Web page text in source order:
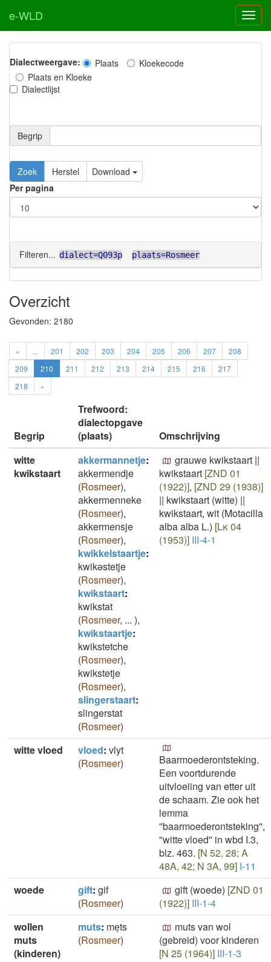
e-WLD
Dialectweergave: Plaats
Kloekecode
Plaats en Kloeke
Dialectlijst
Begrip
Zoek Herstel
Download
Per pagina
Filteren... dialect=Q093p plaats=Rosmeer
Overzicht
Gevonden: 2180
« ... 201 202 203 204 205 206 207
208
209
210 211 212 213 214 215 216
217
218
»
Begrip
Trefwoord:
dialectopgave
(plaats)
Omschrijving
witte
kwikstaart
akkermannetje:
akkermendje
(Rosmeer),
akkermenneke
(Rosmeer),
akkermensje
(Rosmeer),
kwikkelstaartje:
kwikəstetje
(Rosmeer),
kwikstaart:
kwikstat
(Rosmeer, ... ),
kwikstaartje:
kwikstetche
(Rosmeer),
kwikstetje
(Rosmeer),
slingerstaart:
slingerstat
(Rosmeer)
grauwe kwikstaart ||
kwikstaart [ZND 01
(1922)], [ZND 29 (1938)]
|| kwikstaart (witte) ||
kwikstaart, wit (Motacilla
alba alba L.) [Lk 04
(1953)] III-4-1
witte vloed vloed: vlyt
(Rosmeer)
Baarmoederontsteking.
Een voortdurende
uitvloeiing van etter uit
de schaam. Zie ook het
lemma
''baarmoederontsteking'',
''witte vloed'' in wbd I.3,
blz. 463. [N 52, 28; A
48A, 42; N 3A, 99] I-11
woede
gift: gif
(Rosmeer)
gift (woede) [ZND 01
(1922)] III-1-4
wollen
muts
(kinderen)
muts: meͅts
(Rosmeer)
muts van wol
(gebreid) voor kinderen
[N 25 (1964)] III-1-3